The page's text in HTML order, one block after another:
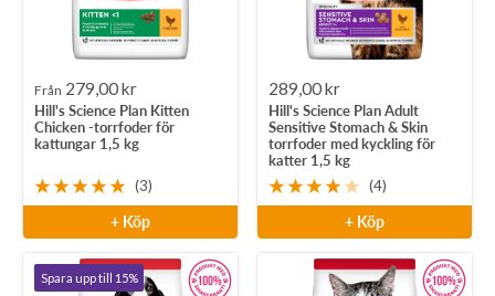
Rea-
pris
Från 279,00 kr
Hill's Science Plan Kitten
Chicken -torrfoder för
kattungar 1,5 kg
(3)
+ Köp
Rea-
pris
289,00 kr
Hill's Science Plan Adult
Sensitive Stomach & Skin
torrfoder med kyckling för
katter 1,5 kg
(4)
+ Köp
Spara upp till 15%